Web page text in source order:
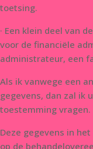
toetsing.
· Een klein deel van
voor de financiële
administrateur, een
Als ik vanwege een
gegevens, dan zal ik
toestemming vragen.
Deze gegevens in
op de